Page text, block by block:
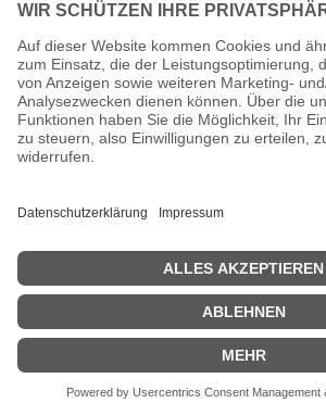
Noch kein
vorhanden.
Rufen Sie uns an
Diese Rufnummer steht Ihnen für
Produkten und IT-Dienstleistungen zur